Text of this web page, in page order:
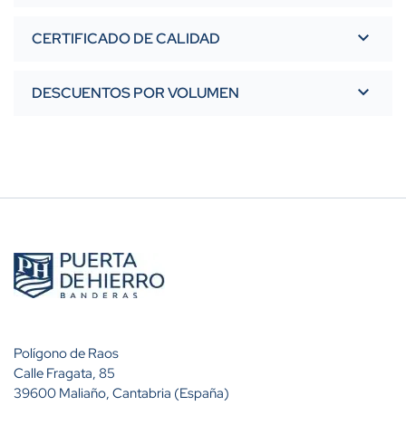
CERTIFICADO DE CALIDAD
DESCUENTOS POR VOLUMEN
Polígono de Raos
Calle Fragata, 85
39600 Maliaño, Cantabria (España)